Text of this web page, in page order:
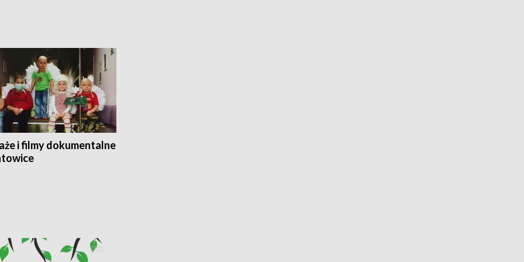
i filmy dokumentalne